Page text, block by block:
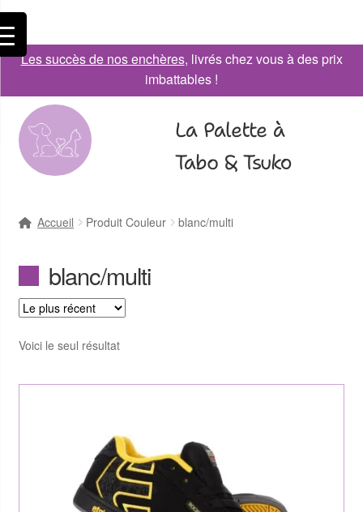
Les succès de nos enchères, livrés chez vous à des prix
imbattables !
La Palette à
Tabo & Tsuko
Accueil Produit Couleur blanc/multi
blanc/multi
Voici le seul résultat